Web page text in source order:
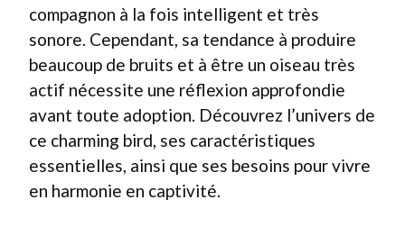
compagnon à la fois intelligent et très
sonore. Cependant, sa tendance à produire
beaucoup de bruits et à être un oiseau très
actif nécessite une réflexion approfondie
avant toute adoption. Découvrez l’univers de
ce charming bird, ses caractéristiques
essentielles, ainsi que ses besoins pour vivre
en harmonie en captivité.